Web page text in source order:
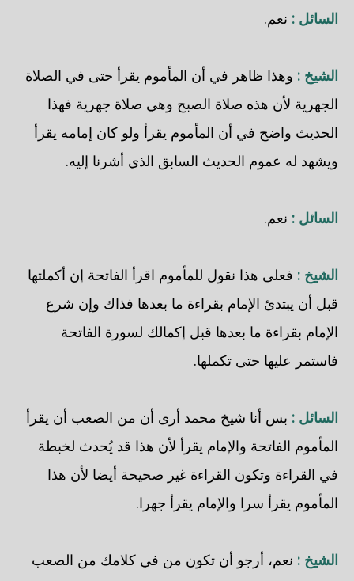
السائل : نعم.
الشيخ : وهذا ظاهر في أن المأموم يقرأ حتى في الصلاة
الجهرية لأن هذه صلاة الصبح وهي صلاة جهرية فهذا
الحديث واضح في أن المأموم يقرأ ولو كان إمامه يقرأ
ويشهد له عموم الحديث السابق الذي أشرنا إليه.
السائل : نعم.
الشيخ : فعلى هذا نقول للمأموم اقرأ الفاتحة إن أكملتها
قبل أن يبتدئ الإمام بقراءة ما بعدها فذاك وإن شرع
الإمام بقراءة ما بعدها قبل إكمالك لسورة الفاتحة
فاستمر عليها حتى تكملها.
السائل : بس أنا شيخ محمد أرى أن من الصعب أن يقرأ
المأموم الفاتحة والإمام يقرأ لأن هذا قد يُحدث لخبطة
في القراءة وتكون القراءة غير صحيحة أيضا لأن هذا
المأموم يقرأ سرا والإمام يقرأ جهرا.
الشيخ : نعم، أرجو أن تكون من في كلامك من الصعب